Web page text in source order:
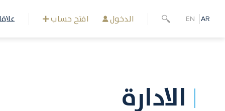
المحتوى
افتح حساب الدخول EN AR
الادارة